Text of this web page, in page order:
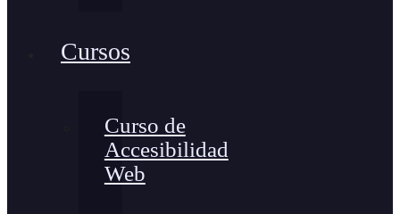
Cursos
Curso de
Accesibilidad
Web